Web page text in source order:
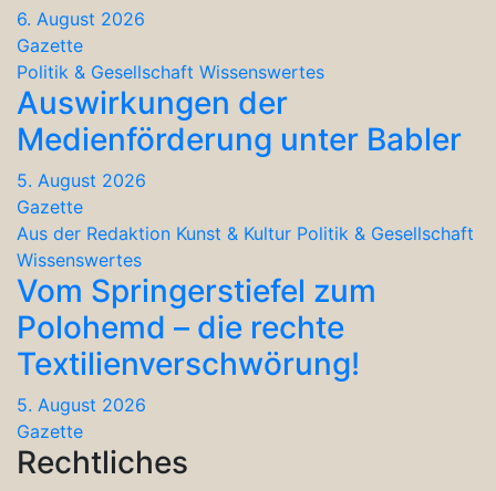
6. August 2026
Gazette
Politik & Gesellschaft Wissenswertes
Auswirkungen der
Medienförderung unter Babler
5. August 2026
Gazette
Aus der Redaktion Kunst & Kultur Politik & Gesellschaft
Wissenswertes
Vom Springerstiefel zum
Polohemd – die rechte
Textilienverschwörung!
5. August 2026
Gazette
Rechtliches